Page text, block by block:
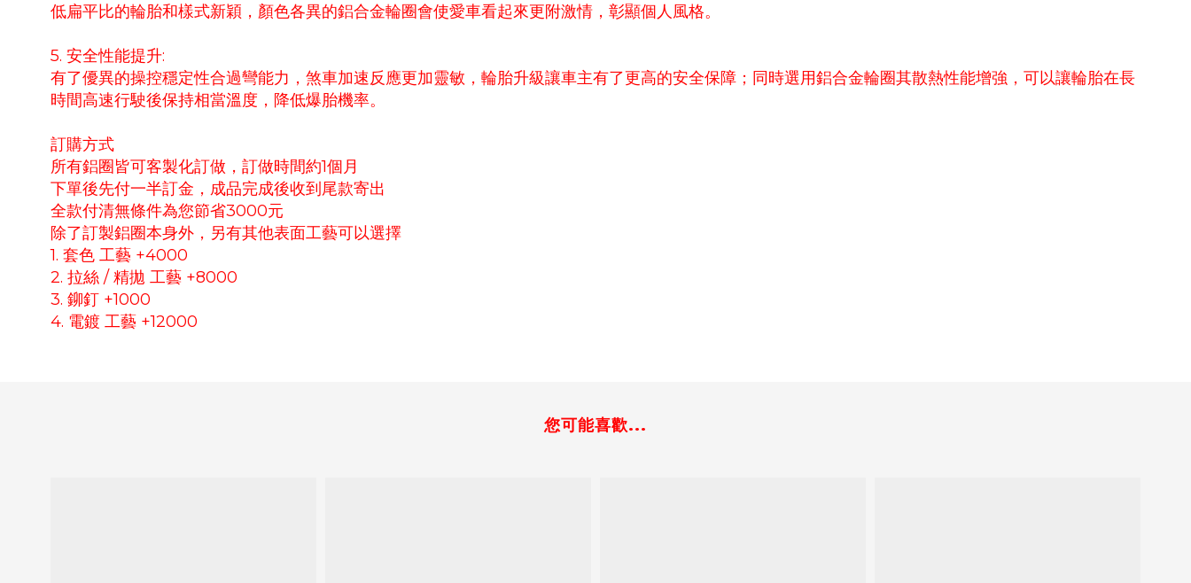
低扁平比的輪胎和樣式新穎，顏色各異的鋁合金輪圈會使愛車看起來更附激情，彰顯個人風格。
5. 安全性能提升:
有了優異的操控穩定性合過彎能力，煞車加速反應更加靈敏，輪胎升級讓車主有了更高的安全保障；同時選用鋁合金輪圈其散熱性能增強，可以讓輪胎在長
時間高速行駛後保持相當溫度，降低爆胎機率。
訂購方式
所有鋁圈皆可客製化訂做，訂做時間約1個月
下單後先付一半訂金，成品完成後收到尾款寄出
全款付清無條件為您節省3000元
除了訂製鋁圈本身外，另有其他表面工藝可以選擇
1. 套色 工藝 +4000
2. 拉絲 / 精拋 工藝 +8000
3. 鉚釘 +1000
4. 電鍍 工藝 +12000
您可能喜歡...